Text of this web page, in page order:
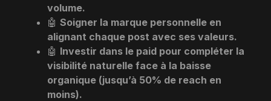
volume.
🤖 Soigner la marque personnelle en
alignant chaque post avec ses valeurs.
🤖 Investir dans le paid pour compléter la
visibilité naturelle face à la baisse
organique (jusqu’à 50% de reach en
moins).